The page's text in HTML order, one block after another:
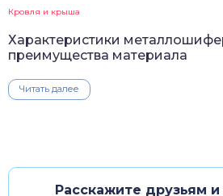
Кровля и крыша
Характеристики
преимущества материала
Читать далее
Расскажите друзьям